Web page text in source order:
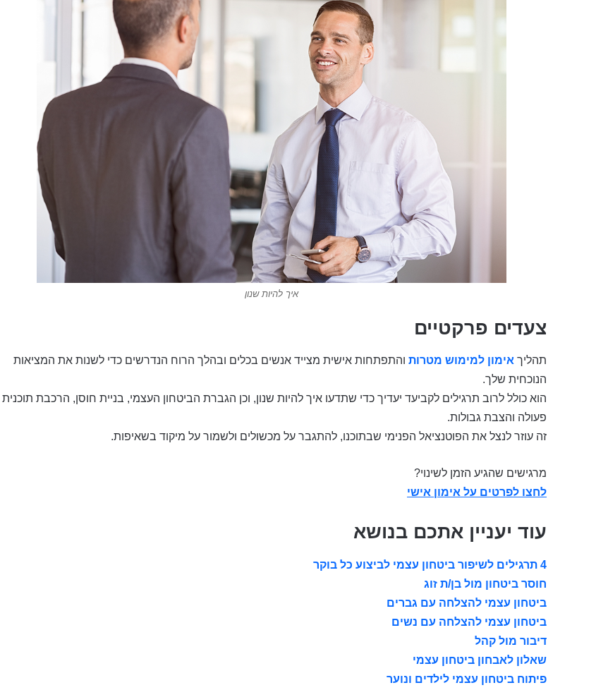
איך להיות שנון
צעדים פרקטיים
תהליך אימון למימוש מטרות והתפתחות אישית מצייד אנשים בכלים ובהלך הרוח הנדרשים כדי לשנות את המציאות
הנוכחית שלך.
הוא כולל לרוב תרגילים לקביעד יעדיך כדי שתדעו איך להיות שנון, וכן הגברת הביטחון העצמי, בניית חוסן, הרכבת תוכנית
פעולה והצבת גבולות.
זה עוזר לנצל את הפוטנציאל הפנימי שבתוכנו, להתגבר על מכשולים ולשמור על מיקוד בשאיפות.
מרגישים שהגיע הזמן לשינוי?
לחצו לפרטים על אימון אישי
עוד יעניין אתכם בנושא
4 תרגילים לשיפור ביטחון עצמי לביצוע כל בוקר
חוסר ביטחון מול בן/ת זוג
ביטחון עצמי להצלחה עם גברים
ביטחון עצמי להצלחה עם נשים
דיבור מול קהל
שאלון לאבחון ביטחון עצמי
פיתוח ביטחון עצמי לילדים ונוער